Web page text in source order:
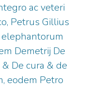
ac veteri
Petrus Gillius
Demetrij De
De cura & de
eodem Petro